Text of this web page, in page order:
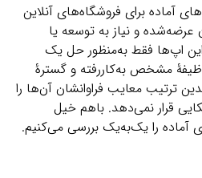
آماده برای فروشگاه‌های آنلاین
عرضه‌شده و نیاز به توسعه یا
این اپ‌ها فقط به‌منظور حل یک
مشخص به‌کاررفته و گسترۀ
ترتیب معایب فراوانشان آن‌ها را
قرار نمی‌دهد. باهم خیل
آماده را یک‌به‌یک بررسی می‌کنیم.